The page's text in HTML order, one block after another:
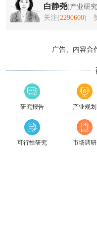
白静尧(产业研
关注(2290600)
广告、内容合
研究报告 产业规划
可行性研究 市场调研